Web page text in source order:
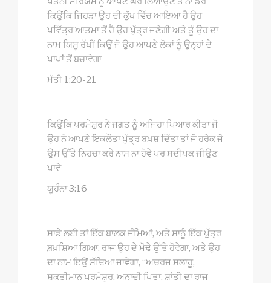
ਕਿਉਂਕਿ ਜਿਹੜਾ ਉਹ ਦੀ ਕੁੱਖ ਵਿੱਚ ਆਇਆ ਹੈ ਉਹ
ਪਵਿੱਤ੍ਰ ਆਤਮਾ ਤੋਂ ਹੈ ਉਹ ਪੁੱਤ੍ਰ ਜਣੇਗੀ ਅਤੇ ਤੂੰ ਉਹ ਦਾ
ਨਾਮ ਯਿਸੂ ਰੱਖੀਂ ਕਿਉਂ ਜੋ ਉਹ ਆਪਣੇ ਲੋਕਾਂ ਨੂੰ ਉਨ੍ਹਾਂ ਦੇ
ਪਾਪਾਂ ਤੋਂ ਬਚਾਵੇਗਾ
ਮੱਤੀ 1:20-21
ਕਿਉਂਕਿ ਪਰਮੇਸ਼ੁਰ ਨੇ ਜਗਤ ਨੂੰ ਅਜਿਹਾ ਪਿਆਰ ਕੀਤਾ ਜੋ
ਉਹ ਨੇ ਆਪਣੇ ਇਕਲੌਤਾ ਪੁੱਤ੍ਰ ਬਖ਼ਸ਼ ਦਿੱਤਾ ਤਾਂ ਜੋ ਹਰੇਕ ਜੋ
ਉਸ ਉੱਤੇ ਨਿਹਚਾ ਕਰੇ ਨਾਸ ਨਾ ਹੋਵੇ ਪਰ ਸਦੀਪਕ ਜੀਉਣ
ਪਾਵੇ
ਯੂਹੰਨਾ 3:16
ਸਾਡੇ ਲਈ ਤਾਂ ਇੱਕ ਬਾਲਕ ਜੰਮਿਆਂ, ਅਤੇ ਸਾਨੂੰ ਇੱਕ ਪੁੱਤ੍ਰ
ਬ਼ਖ਼ਸ਼ਿਆ ਗਿਆ, ਰਾਜ ਉਹ ਦੇ ਮੋਢੇ ਉੱਤੇ ਹੋਵੇਗਾ, ਅਤੇ ਉਹ
ਦਾ ਨਾਮ ਇਉਂ ਸੱਦਿਆ ਜਾਵੇਗਾ, “ਅਚਰਜ ਸਲਾਹੂ,
ਸ਼ਕਤੀਮਾਨ ਪਰਮੇਸ਼ੁਰ, ਅਨਾਦੀ ਪਿਤਾ, ਸ਼ਾਂਤੀ ਦਾ ਰਾਜ